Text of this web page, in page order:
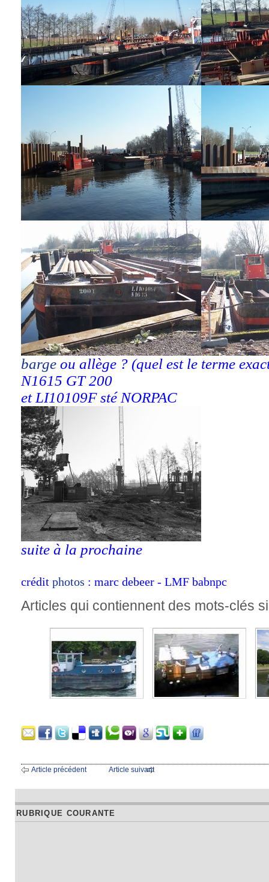
barge ou allège ? (quel est le terme
N1615 GT 200
et LI10109F sté NORPAC
suite à la prochaine
crédit photos : marc debeer - LMF babnpc
Articles qui contiennent des mots-clés
Article précédent Article suivant
RUBRIQUE COURANTE